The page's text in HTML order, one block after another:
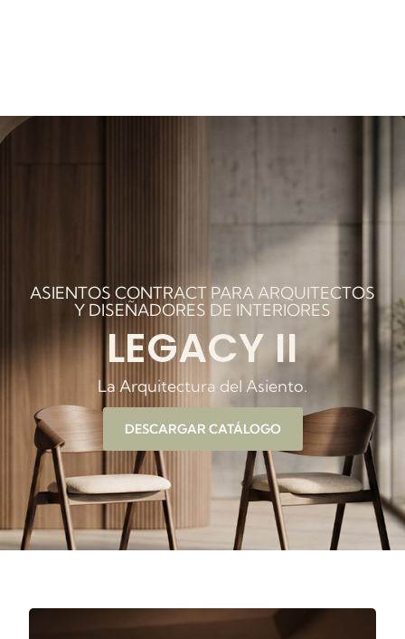
ASIENTOS CONTRACT PARA ARQUITECTOS
Y DISEÑADORES DE INTERIORES
LEGACY II
La Arquitectura del Asiento.
DESCARGAR CATÁLOGO